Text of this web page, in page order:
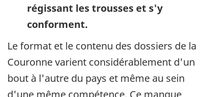
régissant les trousses et s'y
conforment.
Le format et le contenu des dossiers de la
Couronne varient considérablement d'un
bout à l'autre du pays et même au sein